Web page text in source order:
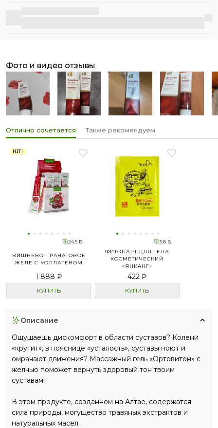
фото и видео отзывы
Отлично сочетается Также рекомендуем
HIT!
24.5 Б.
ВИШНЕВО-ГРАНАТОВОЕ
ЖЕЛЕ С КОЛЛАГЕНОМ
1 888 ₽
КУПИТЬ
5.8 Б.
ФИТОПАТЧ ДЛЯ ТЕЛА
КОСМЕТИЧЕСКИЙ
«ЯНКАНГ»
422 ₽
КУПИТЬ
описание
Ощущаешь дискомфорт в области суставов? Колени
«крутит», в пояснице «усталость», суставы ноют и
омрачают движения? Массажный гель «Ортовитон» с
желчью поможет вернуть здоровый тон твоим
суставам!
В этом продукте, созданном на Алтае, содержатся
сила природы, могущество травяных экстрактов и
натуральных масел.